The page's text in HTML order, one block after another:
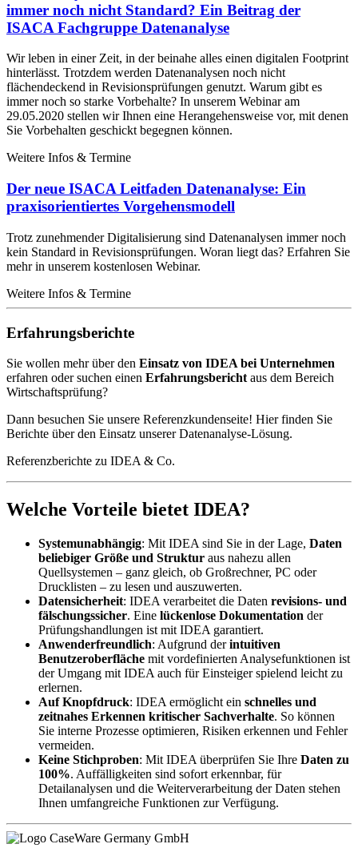
immer noch nicht Standard? Ein Beitrag der
ISACA Fachgruppe Datenanalyse
Wir leben in einer Zeit, in der beinahe alles einen digitalen Footprint
hinterlässt. Trotzdem werden Datenanalysen noch nicht
flächendeckend in Revisionsprüfungen genutzt. Warum gibt es
immer noch so starke Vorbehalte? In unserem Webinar am
29.05.2020 stellen wir Ihnen eine Herangehensweise vor, mit denen
Sie Vorbehalten geschickt begegnen können.
Weitere Infos & Termine
Der neue ISACA Leitfaden Datenanalyse: Ein
praxisorientiertes Vorgehensmodell
Trotz zunehmender Digitalisierung sind Datenanalysen immer noch
kein Standard in Revisionsprüfungen. Woran liegt das? Erfahren Sie
mehr in unserem kostenlosen Webinar.
Weitere Infos & Termine
Erfahrungsberichte
Sie wollen mehr über den Einsatz von IDEA bei Unternehmen
erfahren oder suchen einen Erfahrungsbericht aus dem Bereich
Wirtschaftsprüfung?
Dann besuchen Sie unsere Referenzkundenseite! Hier finden Sie
Berichte über den Einsatz unserer Datenanalyse-Lösung.
Referenzberichte zu IDEA & Co.
Welche Vorteile bietet IDEA?
Systemunabhängig: Mit IDEA sind Sie in der Lage, Daten
beliebiger Größe und Struktur aus nahezu allen
Quellsystemen – ganz gleich, ob Großrechner, PC oder
Drucklisten – zu lesen und auszuwerten.
Datensicherheit: IDEA verarbeitet die Daten revisions- und
fälschungssicher. Eine lückenlose Dokumentation der
Prüfungshandlungen ist mit IDEA garantiert.
Anwenderfreundlich: Aufgrund derintuitiven
Benutzeroberfläche mit vordefinierten Analysefunktionen ist
der Umgang mit IDEA auch für Einsteiger spielend leicht zu
erlernen.
Auf Knopfdruck: IDEA ermöglicht ein schnelles und
zeitnahes Erkennen kritischer Sachverhalte. So können
Sie interne Prozesse optimieren, Risiken erkennen und Fehler
vermeiden.
Keine Stichproben: Mit IDEA überprüfen Sie Ihre Daten zu
100%. Auffälligkeiten sind sofort erkennbar, für
Detailanalysen und die Weiterverarbeitung der Daten stehen
Ihnen umfangreiche Funktionen zur Verfügung.